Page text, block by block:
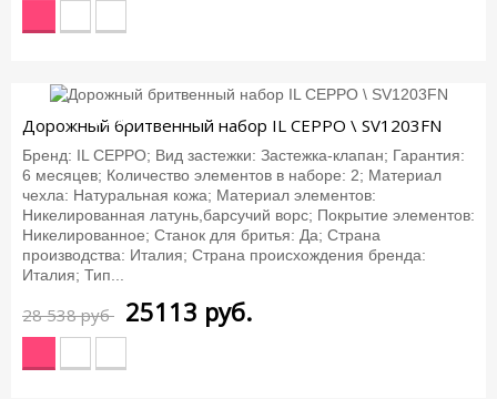
Дорожный бритвенный набор IL CEPPO \ SV1203FN
Бренд: IL CEPPO; Вид застежки: Застежка-клапан; Гарантия:
6 месяцев; Количество элементов в наборе: 2; Материал
чехла: Натуральная кожа; Материал элементов:
Никелированная латунь,барсучий ворс; Покрытие элементов:
Никелированное; Станок для бритья: Да; Страна
производства: Италия; Страна происхождения бренда:
Италия; Тип...
28 538 руб
-12%
25113 руб.